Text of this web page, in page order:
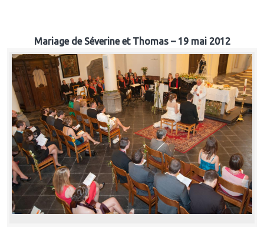
Mariage de Séverine et Thomas – 19 mai 2012